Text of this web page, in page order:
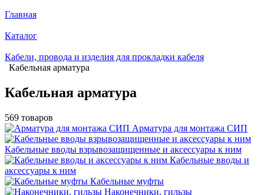
Главная
Каталог
Кабели, провода и изделия для прокладки кабеля
Кабельная арматура
Кабельная арматура
569 товаров
Арматура для монтажа СИП
Кабельные вводы взрывозащищенные и аксессуары к ним
Кабельные вводы и
аксессуары к ним
Кабельные муфты
Наконечники, гильзы